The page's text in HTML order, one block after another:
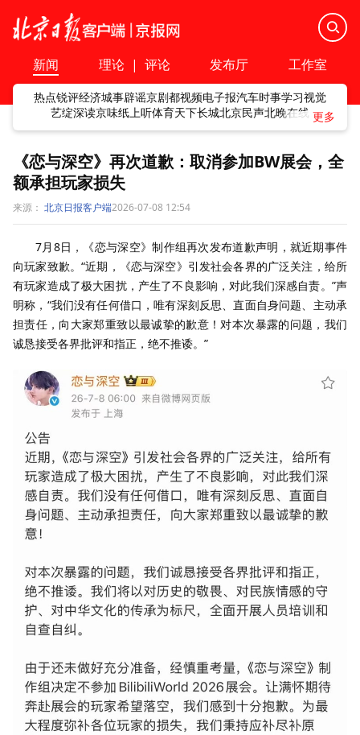
新闻 理论 | 评论 发布厅 工作室
热点锐评经济城事辟谣京剧都视频电子报汽车时事学习视觉
艺绽深读京味纸上听体育天下长城北京民声北晚在线
《恋与深空》再次道歉：取消参加BW展会，全
额承担玩家损失
来源： 北京日报客户端2026-07-08 12:54
7月8日，《恋与深空》制作组再次发布道歉声明，就近期事件
向玩家致歉。“近期，《恋与深空》引发社会各界的广泛关注，给所
有玩家造成了极大困扰，产生了不良影响，对此我们深感自责。”声
明称，“我们没有任何借口，唯有深刻反思、直面自身问题、主动承
担责任，向大家郑重致以最诚挚的歉意！对本次暴露的问题，我们
诚恳接受各界批评和指正，绝不推诿。”